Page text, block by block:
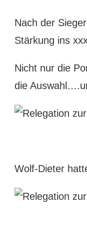
Nach der
Stärkung ins
Nicht nur die
die
Wolf-Dieter